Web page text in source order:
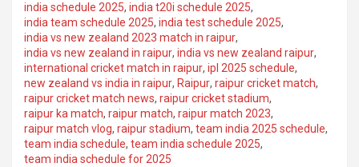
india schedule 2025, india t20i schedule 2025,
india team schedule 2025, india test schedule 2025,
india vs new zealand 2023 match in raipur,
india vs new zealand in raipur, india vs new zealand raipur,
international cricket match in raipur, ipl 2025 schedule,
new zealand vs india in raipur, Raipur, raipur cricket match,
raipur cricket match news, raipur cricket stadium,
raipur ka match, raipur match, raipur match 2023,
raipur match vlog, raipur stadium, team india 2025 schedule,
team india schedule, team india schedule 2025,
team india schedule for 2025